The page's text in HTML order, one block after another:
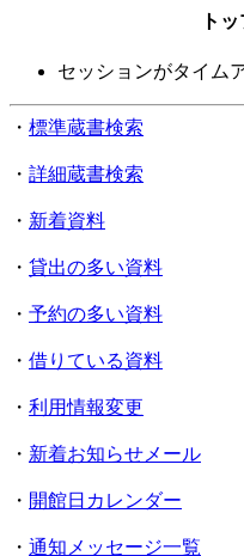
ト
セッションがタイム
・ 標準蔵書検索
・ 詳細蔵書検索
・ 新着資料
・ 貸出の多い資料
・ 予約の多い資料
・ 借りている資料
・ 利用情報変更
・ 新着お知らせメール
・ 開館日カレンダー
・ 通知メッセージ一覧